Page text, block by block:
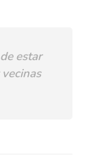
estar